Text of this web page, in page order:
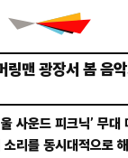
맨 광장서 봄 음악
사운드 피크닉’ 무대
리를 동시대적으로